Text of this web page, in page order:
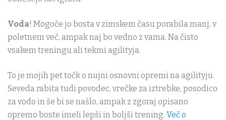
Voda! Mogoče jo bosta v zimskem času porabila manj, v
poletnem več, ampak naj bo vedno z vama. Na čisto
vsakem treningu ali tekmi agilityja.
To je mojih pet točk o nujni osnovni opremi na agilityju.
Seveda rabita tudi povodec, vrečke za iztrebke, posodico
za vodo in še bi se našlo, ampak z zgoraj opisano
opremo boste imeli lepši in boljši trening. Več o